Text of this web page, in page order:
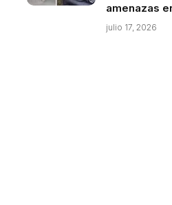
amenazas
julio 17, 2026